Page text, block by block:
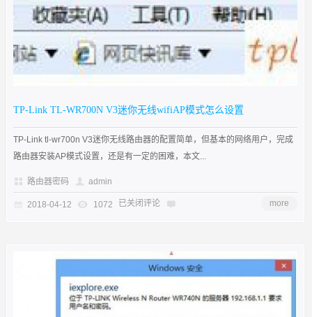
TP-Link TL-WR700N V3迷你无线wifiAP模式怎么设置
TP-Link tl-wr700n V3迷你无线路由器的配置简单，但基本的网络用户，完成
路由器安装AP模式设置，还是有一定的困难，本文...
路由器密码 admin
2018-04-12 1072 已关闭评论 more